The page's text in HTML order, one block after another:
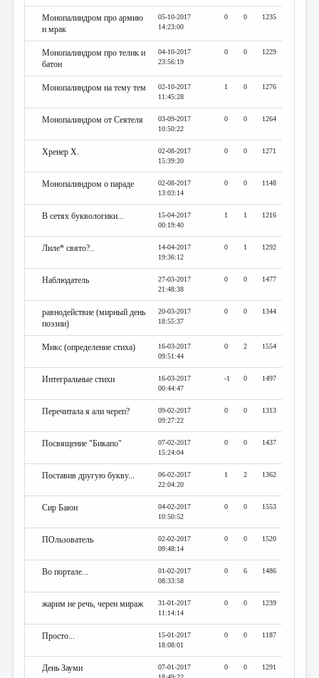
Монопалиндром про армию
и мрак
05-10-2017
14:23:00
0 0 1235
Монопалиндром про телик и
батон
04-10-2017
23:56:19
0 0 1229
Монопалиндром на тему тем
02-10-2017
11:45:28
1 0 1276
Монопалиндром от Сеятеля
03-09-2017
10:50:22
0 0 1264
Хренер Х.
02-08-2017
15:39:20
0 0 1271
Монопалиндром о параде
02-08-2017
13:03:14
0 0 1148
В сетях буквологики...
15-04-2017
00:19:40
1 1 1216
Лиле* свято?..
14-04-2017
19:36:12
0 1 1292
Наблюдатель
27-03-2017
21:48:38
0 0 1477
равнодействие (мирный день
поэзии)
20-03-2017
18:55:37
0 0 1344
Микс (определение стиха)
16-03-2017
09:51:44
0 2 1554
Интегральные стихи
16-03-2017
00:44:47
-1 0 1497
Перечитала я али череп?
09-02-2017
09:27:22
0 0 1313
Посвящение "Бикапо"
07-02-2017
15:24:04
0 0 1437
Поставив другую букву...
06-02-2017
22:04:20
1 2 1362
Сир Баюн
04-02-2017
10:50:52
0 0 1553
ПОльзователь
02-02-2017
09:48:14
0 0 1520
Во портале...
01-02-2017
08:33:58
0 6 1486
жарим не речь, черен мираж
31-01-2017
11:14:14
0 0 1239
Просто...
15-01-2017
18:08:01
0 0 1187
День Зауми
07-01-2017
0 0 1291